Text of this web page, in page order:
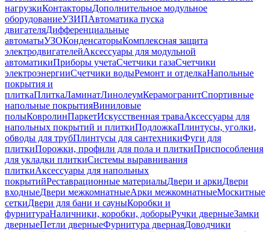
нагрузкиКонтакторыДополнительное модульное
оборудованиеУЗИПАвтоматика пуска
двигателяДифференциальные
автоматыУЗОКонденсаторыКомплексная защита
электродвигателейАксессуары для модульной
автоматикиПриборы учетаСчетчики газаСчетчики
электроэнергииСчетчики водыРемонт и отделкаНапольные
покрытия и
плиткаПлиткаЛаминатЛинолеумКерамогранитСпортивные
напольные покрытияВиниловые
полыКовролинПаркетИскусственная траваАксессуары для
напольных покрытий и плиткиПодложкаПлинтусы, уголки,
обводы для трубПлинтусы для сантехникиФуги для
плиткиПорожки, профили для пола и плиткиПриспособления
для укладки плиткиСистемы выравнивания
плиткиАксессуары для напольных
покрытийРеставрационные материалыДвери и аркиДвери
входныеДвери межкомнатныеАрки межкомнатныеМоскитные
сеткиДвери для бани и сауныКоробки и
фурнитураНаличники, коробки, доборыРучки дверныеЗамки
дверныеПетли дверныеФурнитура двернаяДоводчики